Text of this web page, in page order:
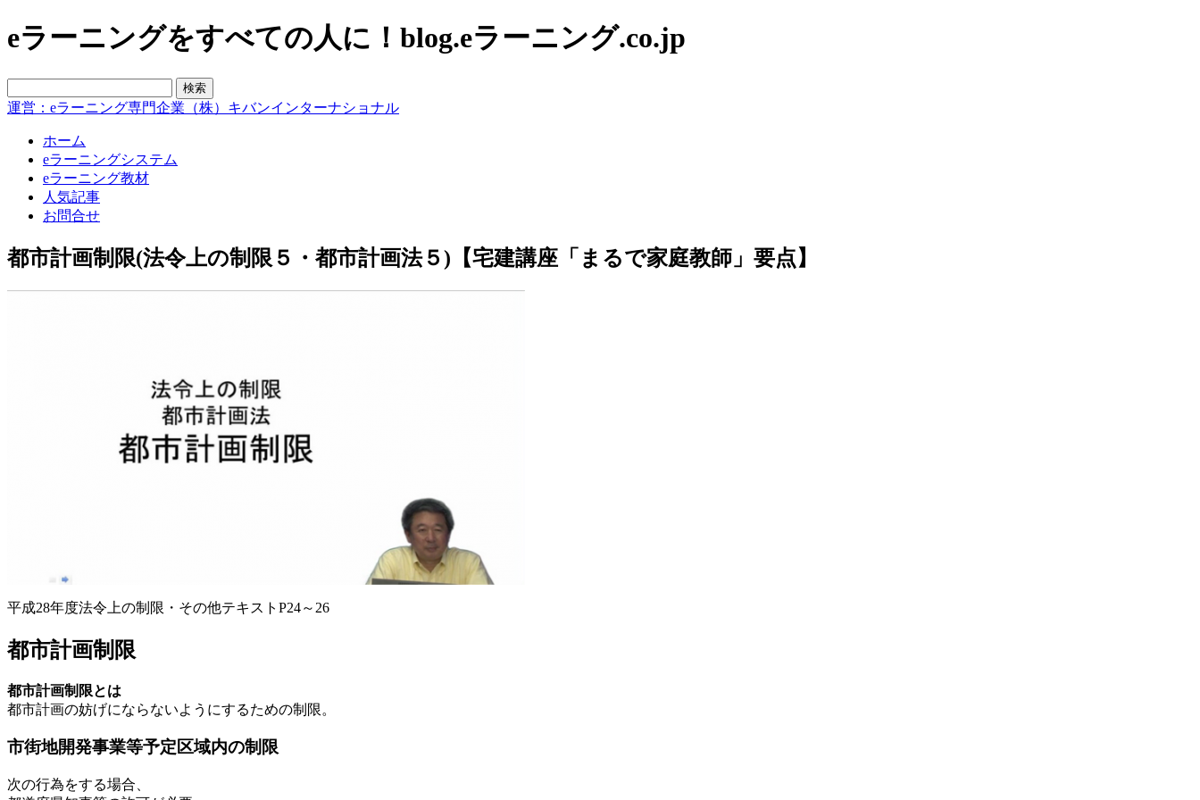
eラーニングをすべての人に！blog.eラーニング.co.jp
運営：eラーニング専門企業（株）キバンインターナショナル
ホーム
eラーニングシステム
eラーニング教材
人気記事
お問合せ
都市計画制限(法令上の制限５・都市計画法５)【宅建講座「まるで家庭教師」要点】
平成28年度法令上の制限・その他テキストP24～26
都市計画制限
都市計画制限とは
都市計画の妨げにならないようにするための制限。
市街地開発事業等予定区域内の制限
次の行為をする場合、